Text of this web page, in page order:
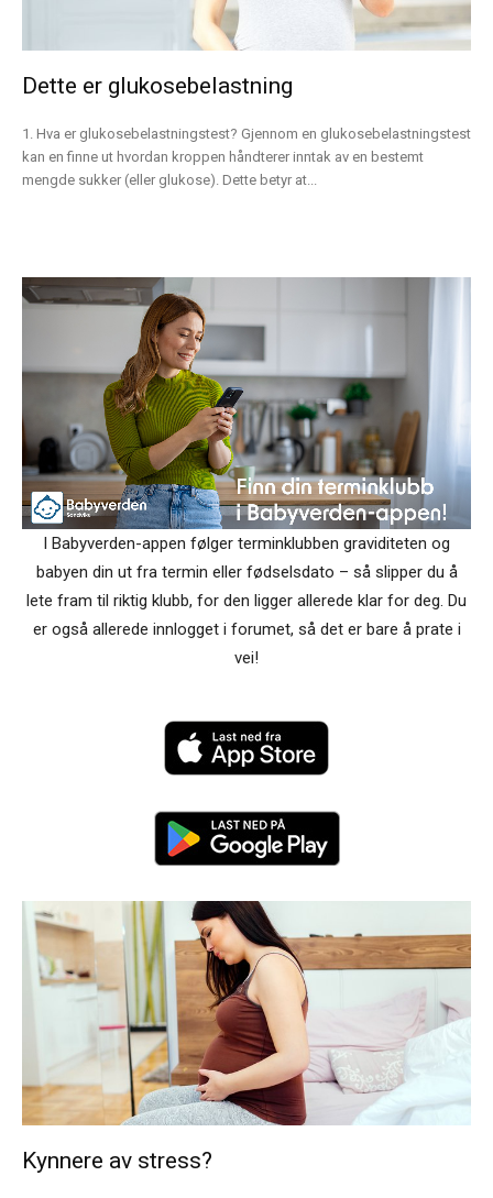
Dette er glukosebelastning
1. Hva er glukosebelastningstest? Gjennom en glukosebelastningstest
kan en finne ut hvordan kroppen håndterer inntak av en bestemt
mengde sukker (eller glukose). Dette betyr at...
I Babyverden-appen følger terminklubben graviditeten og
babyen din ut fra termin eller fødselsdato – så slipper du å
lete fram til riktig klubb, for den ligger allerede klar for deg. Du
er også allerede innlogget i forumet, så det er bare å prate i
vei!
Kynnere av stress?